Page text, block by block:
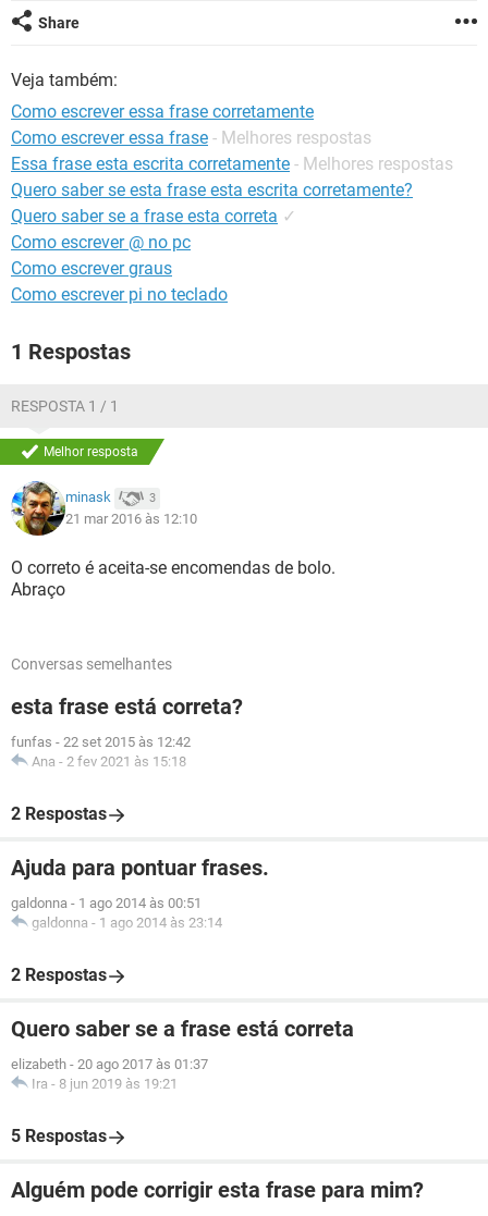
GUIA DE COMPRAS
Share
Veja também:
Como escrever essa frase corretamente
Como escrever essa frase - Melhores respostas
Essa frase esta escrita corretamente - Melhores respostas
Quero saber se esta frase esta escrita corretamente?
Quero saber se a frase esta correta ✓
Como escrever @ no pc
Como escrever graus
Como escrever pi no teclado
1 Respostas
RESPOSTA 1 / 1
Melhor resposta
minask 3
21 mar 2016 às 12:10
O correto é aceita-se encomendas de bolo.
Abraço
Conversas semelhantes
esta frase está correta?
funfas - 22 set 2015 às 12:42
Ana - 2 fev 2021 às 15:18
2 Respostas
Ajuda para pontuar frases.
galdonna - 1 ago 2014 às 00:51
galdonna - 1 ago 2014 às 23:14
2 Respostas
Quero saber se a frase está correta
elizabeth - 20 ago 2017 às 01:37
Ira - 8 jun 2019 às 19:21
5 Respostas
Alguém pode corrigir esta frase para mim?